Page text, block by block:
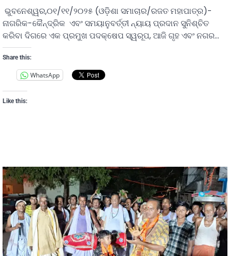
ଭୁବନେଶ୍ୱର,୦୧/୧୧/୨୦୨୫ (ଓଡ଼ିଶା ସମାଚାର/ରଜତ ମହାପାତ୍ର)-
ନାଗରିକ-କୈନ୍ଦ୍ରିକ ଏବଂ ସମୟାନୁବର୍ତ୍ତୀ ନ୍ୟାୟ ପ୍ରଦାନ ସୁନିଶ୍ଚିତ
କରିବା ଦିଗରେ ଏକ ପ୍ରମୁଖ ପଦକ୍ଷେପ ସ୍ୱରୂପ, ଆଜି ଗୃହ ଏବଂ ନଗର…
Share this:
WhatsApp
Like this: